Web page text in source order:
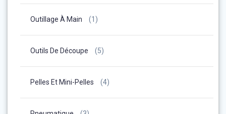
Outillage À Main (1)
Outils De Découpe (5)
Pelles Et Mini-Pelles (4)